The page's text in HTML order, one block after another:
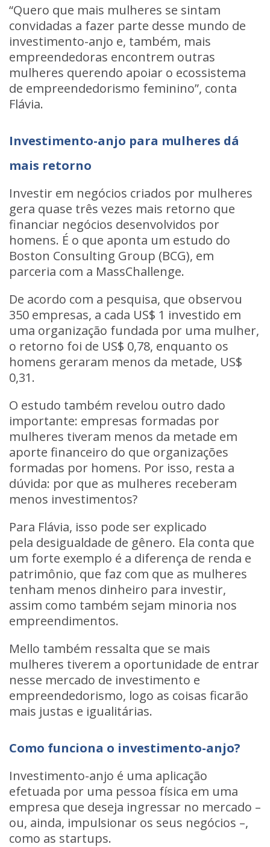
“Quero que mais mulheres se sintam
convidadas a fazer parte desse mundo de
investimento-anjo e, também, mais
empreendedoras encontrem outras
mulheres querendo apoiar o ecossistema
de empreendedorismo feminino”, conta
Flávia.
Investimento-anjo para mulheres dá
mais retorno
Investir em negócios criados por mulheres
gera quase três vezes mais retorno que
financiar negócios desenvolvidos por
homens. É o que aponta um estudo do
Boston Consulting Group (BCG), em
parceria com a MassChallenge.
De acordo com a pesquisa, que observou
350 empresas, a cada US$ 1 investido em
uma organização fundada por uma mulher,
o retorno foi de US$ 0,78, enquanto os
homens geraram menos da metade, US$
0,31.
O estudo também revelou outro dado
importante: empresas formadas por
mulheres tiveram menos da metade em
aporte financeiro do que organizações
formadas por homens. Por isso, resta a
dúvida: por que as mulheres receberam
menos investimentos?
Para Flávia, isso pode ser explicado
pela desigualdade de gênero. Ela conta que
um forte exemplo é a diferença de renda e
patrimônio, que faz com que as mulheres
tenham menos dinheiro para investir,
assim como também sejam minoria nos
empreendimentos.
Mello também ressalta que se mais
mulheres tiverem a oportunidade de entrar
nesse mercado de investimento e
empreendedorismo, logo as coisas ficarão
mais justas e igualitárias.
Como funciona o investimento-anjo?
Investimento-anjo é uma aplicação
efetuada por uma pessoa física em uma
empresa que deseja ingressar no mercado –
ou, ainda, impulsionar os seus negócios –,
como as startups.